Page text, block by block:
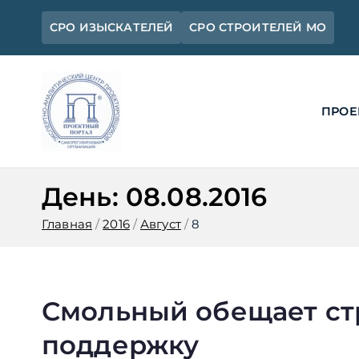
Перейти
содержимому
СРО ИЗЫСКАТЕЛЕЙ СРО СТРОИТЕЛЕЙ МО
День: 08.08.2016
Главная 2016 Август 8
Смольный обещает
поддержку